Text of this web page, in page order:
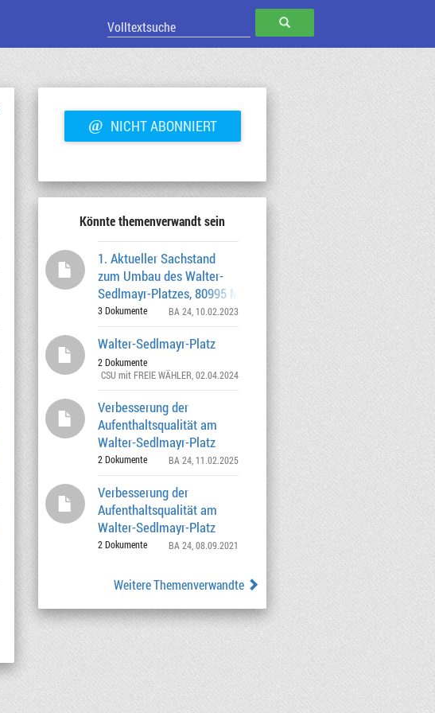
SUCHEN
@ NICHT ABONNIERT
Könnte themenverwandt sein
1. Aktueller Sachstand
zum Umbau des Walter-
Sedlmayr-Platzes, 80995 München
(Antrag 1) 2. Ver
3 Dokumente BA 24, 10.02.2023
Walter-Sedlmayr-Platz
2 Dokumente
CSU mit FREIE WÄHLER , 02.04.2024
Verbesserung der
Aufenthaltsqualität am
Walter-Sedlmayr-Platz
2 Dokumente BA 24, 11.02.2025
Verbesserung der
Aufenthaltsqualität am
Walter-Sedlmayr-Platz
2 Dokumente BA 24, 08.09.2021
Weitere Themenverwandte